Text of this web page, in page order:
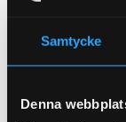
Samtycke
Denna
Hyundai Coupé
Hyundai